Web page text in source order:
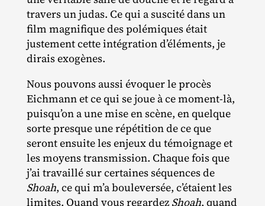
travers un judas. Ce qui a suscité dans un
film magnifique des polémiques était
justement cette intégration d’éléments, je
dirais exogènes.
Nous pouvons aussi évoquer le procès
Eichmann et ce qui se joue à ce moment‐​là,
puisqu’on a une mise en scène, en quelque
sorte presque une répétition de ce que
seront ensuite les enjeux du témoignage et
les moyens transmission. Chaque fois que
j’ai travaillé sur certaines séquences de
Shoah, ce qui m’a bouleversée, c’étaient les
limites. Quand vous regardez Shoah, quand